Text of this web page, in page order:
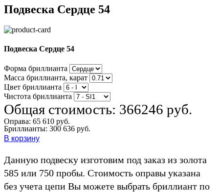
Подвеска Сердце 54
Подвеска Сердце 54
Форма бриллианта
Масса бриллианта, карат
Цвет бриллианта
Чистота бриллианта
Общая стоимость: 366246 руб.
Оправа: 65 610 руб.
Бриллианты: 300 636 руб.
В корзину
Данную подвеску изготовим под заказ из золота
585 или 750 пробы. Стоимость оправы указана
без учета цепи Вы можете выбрать бриллиант по